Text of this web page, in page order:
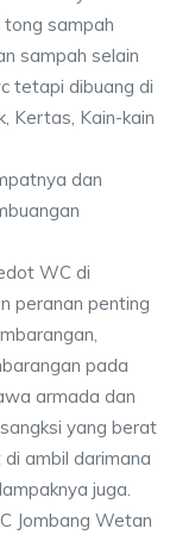
tong sampah
sampah selain
tetapi dibuang di
Kertas, Kain-kain
dan
WC di
peranan penting
pada
armada dan
yang berat
ambil darimana
juga.
Jombang Wetan